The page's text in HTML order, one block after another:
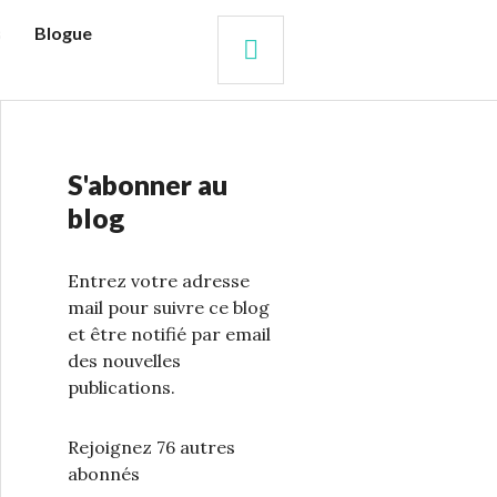
Blogue
S'abonner au
blog
Entrez votre adresse
mail pour suivre ce blog
et être notifié par email
des nouvelles
publications.
Rejoignez 76 autres
abonnés